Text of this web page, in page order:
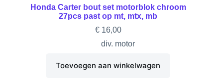
Honda Carter bout set motorblok chroom
27pcs past op mt, mtx, mb
€16,00
div. motor
Toevoegen aan winkelwagen